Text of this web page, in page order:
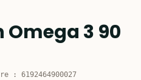
3 90
: 6192464900027